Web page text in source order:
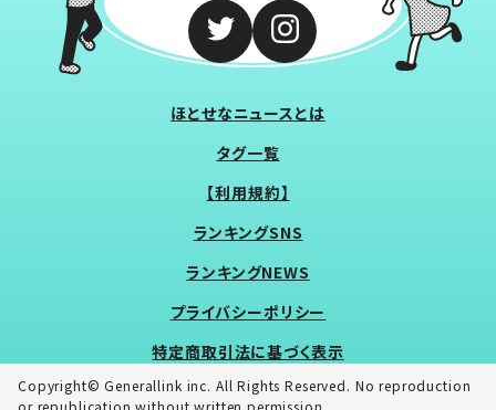
ほとせなニュースとは
タグ一覧
【利用規約】
ランキングSNS
ランキングNEWS
プライバシーポリシー
特定商取引法に基づく表示
Copyright© Generallink inc. All Rights Reserved. No reproduction